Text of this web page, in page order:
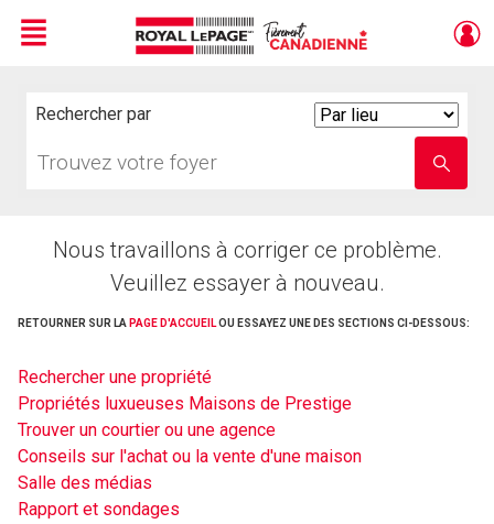
Menu
Rechercher par
votre
nom
Nous travaillons à corriger ce problème.
Veuillez essayer à nouveau.
RETOURNER SUR LA PAGE D'ACCUEILOU ESSAYEZ UNE DES SECTIONS CI-DESSOUS:
Rechercher une propriété
Propriétés luxueuses Maisons de Prestige
Trouver un courtier ou une agence
Conseils sur l'achat ou la vente d'une maison
Salle des médias
Rapport et sondages